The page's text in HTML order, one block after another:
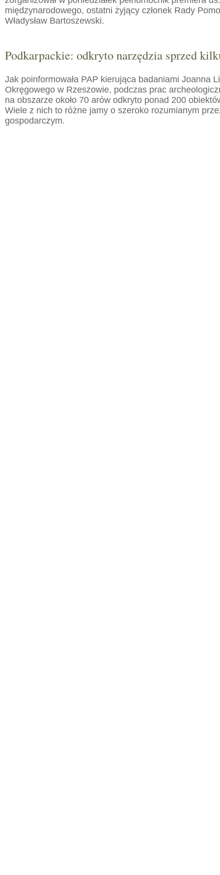
międzynarodowego, ostatni żyjący członek Rady
Władysław Bartoszewski.
Podkarpackie: odkryto narzędzia sprzed
Jak poinformowała PAP kierująca badaniami Joanna
Okręgowego w Rzeszowie, podczas prac
na obszarze około 70 arów odkryto ponad 200
Wiele z nich to różne jamy o szeroko rozumianym
gospodarczym.